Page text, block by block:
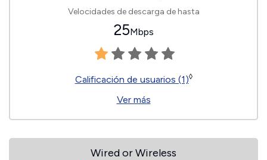
Velocidades de descarga de hasta
25Mbps
Calificación de usuarios (1)◊
Ver más
Wired or Wireless